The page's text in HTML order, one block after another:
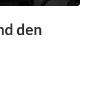
den